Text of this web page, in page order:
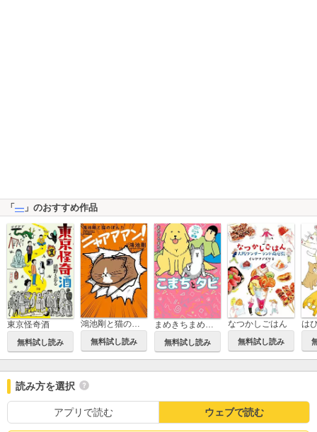
「 ― 」のおすすめ作品
東京怪奇酒
無料試し読み
鴻池剛と猫のぽんた ニャアアアン！
無料試し読み 無料試し読み
なつかしごはん
無料試し読み
読み方を選択
アプリで読む ウェブで読む